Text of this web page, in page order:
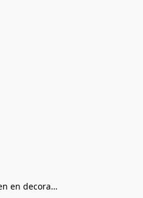
Interieurobjecten en decoratie